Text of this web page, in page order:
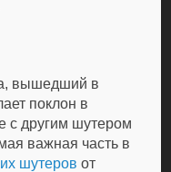
вышедший в
поклон в
с другим шутером
важная часть в
шутеров от